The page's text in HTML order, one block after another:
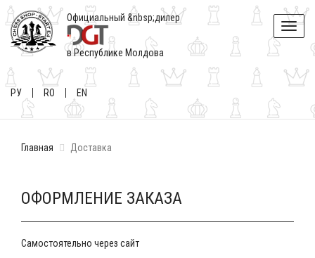
Toggle
Официальный &nbsp;дилер
в Республике Молдова
РУ RO EN
Главная Доставка
ОФОРМЛЕНИЕ ЗАКАЗА
Самостоятельно через сайт